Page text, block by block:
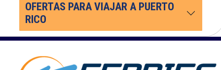
OFERTAS PARA VIAJAR A PUERTO
RICO